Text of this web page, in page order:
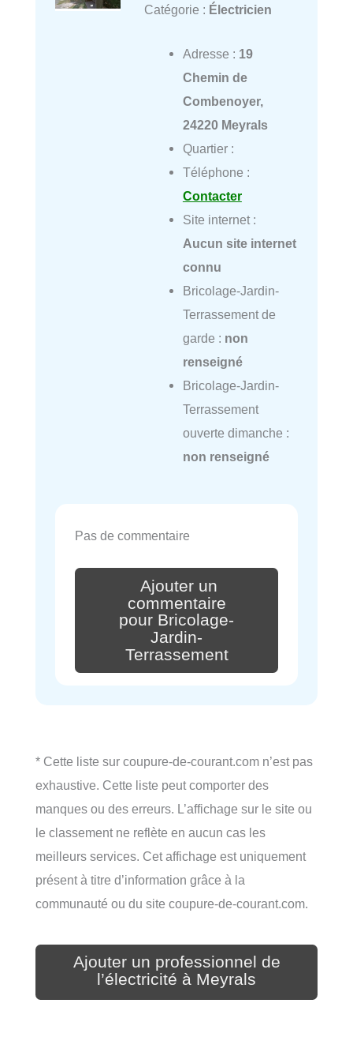
Catégorie : Électricien
Adresse : 19
Chemin de
Combenoyer,
24220 Meyrals
Quartier :
Téléphone :
Contacter
Site internet :
Aucun site internet
connu
Bricolage-Jardin-
Terrassement de
garde : non
renseigné
Bricolage-Jardin-
Terrassement
ouverte dimanche :
non renseigné
Pas de commentaire
Ajouter un
commentaire
pour Bricolage-
Jardin-
Terrassement
* Cette liste sur coupure-de-courant.com n’est pas
exhaustive. Cette liste peut comporter des
manques ou des erreurs. L’affichage sur le site ou
le classement ne reflète en aucun cas les
meilleurs services. Cet affichage est uniquement
présent à titre d’information grâce à la
communauté ou du site coupure-de-courant.com.
Ajouter un professionnel de
l’électricité à Meyrals